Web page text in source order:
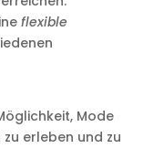
flexible
Mode
erleben und zu